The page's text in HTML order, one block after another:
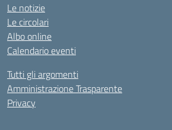
Le notizie
Le circolari
Albo online
Calendario eventi
Tutti gli argomenti
Amministrazione Trasparente
Privacy